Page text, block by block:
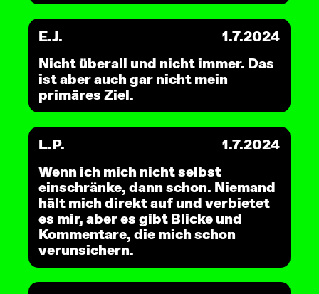
E.J.
1.7.2024
Nicht überall und nicht immer. Das
ist aber auch gar nicht mein
primäres Ziel.
L.P.
1.7.2024
Wenn ich mich nicht selbst
einschränke, dann schon. Niemand
hält mich direkt auf und verbietet
es mir, aber es gibt Blicke und
Kommentare, die mich schon
verunsichern.